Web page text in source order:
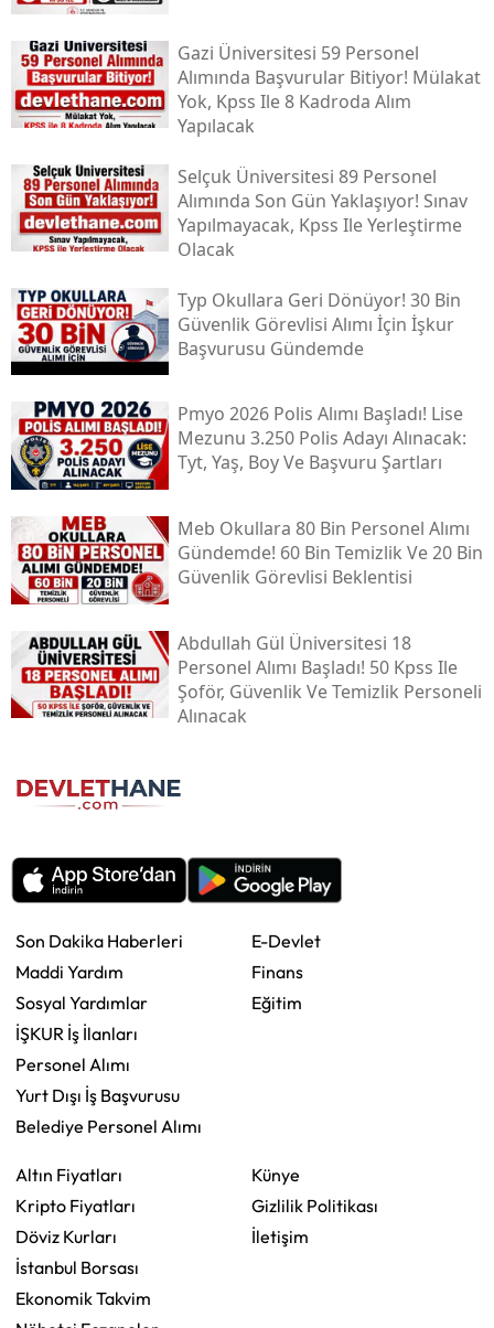
Gazi Üniversitesi 59 Personel
Alımında Başvurular Bitiyor! Mülakat
Yok, Kpss Ile 8 Kadroda Alım
Yapılacak
Selçuk Üniversitesi 89 Personel
Alımında Son Gün Yaklaşıyor! Sınav
Yapılmayacak, Kpss Ile Yerleştirme
Olacak
Typ Okullara Geri Dönüyor! 30 Bin
Güvenlik Görevlisi Alımı İçin İşkur
Başvurusu Gündemde
Pmyo 2026 Polis Alımı Başladı! Lise
Mezunu 3.250 Polis Adayı Alınacak:
Tyt, Yaş, Boy Ve Başvuru Şartları
Meb Okullara 80 Bin Personel Alımı
Gündemde! 60 Bin Temizlik Ve 20 Bin
Güvenlik Görevlisi Beklentisi
Abdullah Gül Üniversitesi 18
Personel Alımı Başladı! 50 Kpss Ile
Şoför, Güvenlik Ve Temizlik Personeli
Alınacak
Son Dakika Haberleri
Maddi Yardım
Sosyal Yardımlar
İŞKUR İş İlanları
Personel Alımı
Yurt Dışı İş Başvurusu
Belediye Personel Alımı
E-Devlet
Finans
Eğitim
Altın Fiyatları
Kripto Fiyatları
Döviz Kurları
İstanbul Borsası
Ekonomik Takvim
Künye
Gizlilik Politikası
İletişim